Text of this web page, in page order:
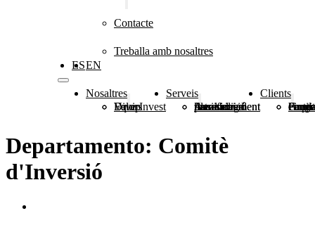
Contacte
Treballa amb nosaltres
EN
ES
Nosaltres
DiverInvest
Valors
Equip
Serveis
Planificació patrimonial
Assessorament financer i immobiliari
Assessorament fiscal i legal
Clients
Grup
Fundacions,
Particulars i
Departamento: Comitè
d'Inversió